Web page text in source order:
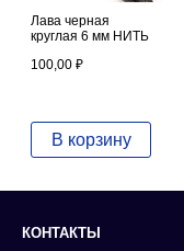
Лава черная
круглая 6 мм НИТЬ
100,00 ₽
В корзину
КОНТАКТЫ